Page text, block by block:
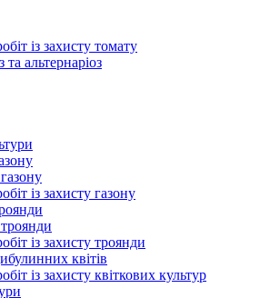
із захисту томату
альтернаріоз
із захисту газону
із захисту троянди
квітів
із захисту квіткових культур